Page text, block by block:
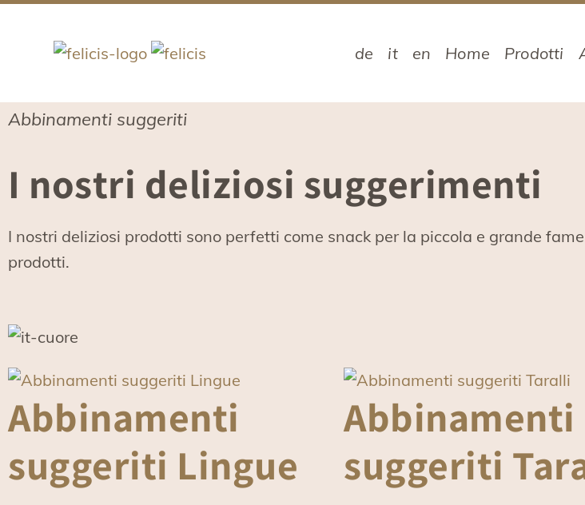
de it en Home Prodotti
Abbinamenti suggeriti
I nostri deliziosi suggerimenti
I nostri deliziosi prodotti sono perfetti come snack per la piccola e grande
prodotti.
Abbinamenti
suggeriti Lingue
Abbinamenti
suggeriti